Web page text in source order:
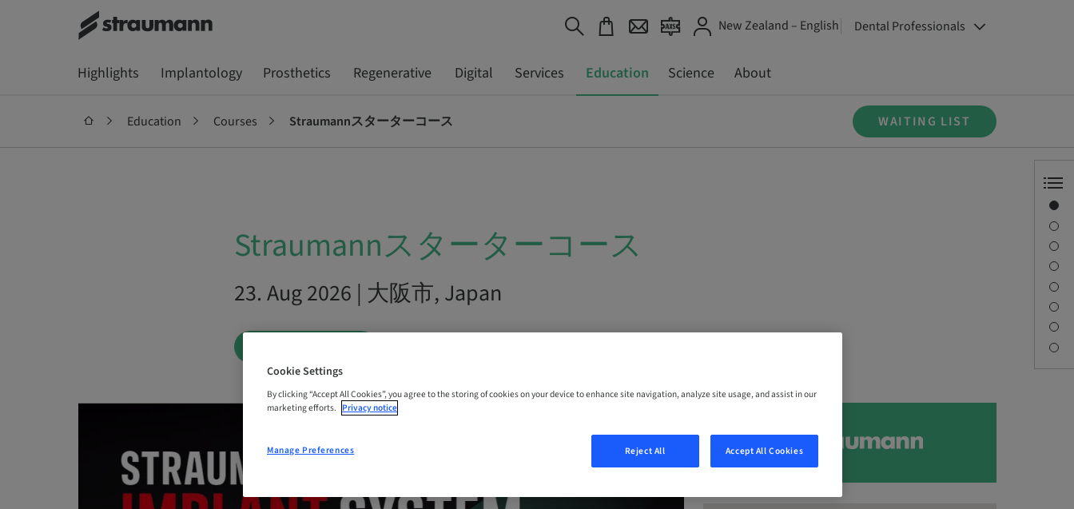
New Zealand – English Dental Professionals
Highlights Implantology Prosthetics Regenerative Digital Services Education Science About
Education Courses Straumannスターターコース WAITING LIST
Straumannスターターコース
23. Aug 2026 | 大阪市, Japan
Cookie Settings
By clicking “Accept All Cookies”, you agree to the storing of cookies on your device to enhance site navigation, analyze site usage, and assist in our
marketing efforts. Privacy notice
Reject All Accept All Cookies
Manage Preferences